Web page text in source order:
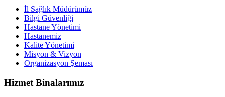
İl Sağlık Müdürümüz
Bilgi Güvenliği
Hastane Yönetimi
Hastanemiz
Kalite Yönetimi
Misyon & Vizyon
Organizasyon Şeması
Hizmet Binalarımız